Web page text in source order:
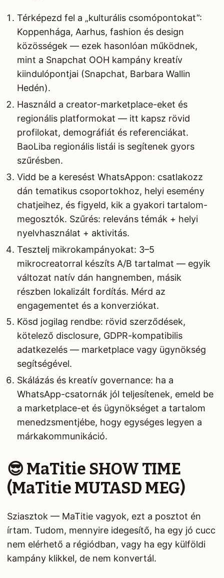
Térképezd fel a „kulturális csomópontokat”:
Koppenhága, Aarhus, fashion és design
közösségek — ezek hasonlóan működnek,
mint a Snapchat OOH kampány kreatív
kiindulópontjai (Snapchat, Barbara Wallin
Hedén).
Használd a creator-marketplace-eket és
regionális platformokat — itt kapsz rövid
profilokat, demográfiát és referenciákat.
BaoLiba regionális listái is segítenek gyors
szűrésben.
Vidd be a keresést WhatsAppon: csatlakozz
dán tematikus csoportokhoz, helyi esemény
chatjeihez, és figyeld, kik a gyakori tartalom-
megosztók. Szűrés: releváns témák + helyi
nyelvhasználat + aktivitás.
Tesztelj mikrokampányokat: 3–5
mikrocreatorral készíts A/B tartalmat — egyik
változat natív dán hangnemben, másik
részben lokalizált fordítás. Mérd az
engagementet és a konverziókat.
Kösd jogilag rendbe: rövid szerződések,
kötelező disclosure, GDPR-kompatibilis
adatkezelés — marketplace vagy ügynökség
segítségével.
Skálázás és kreatív governance: ha a
WhatsApp-csatornák jól teljesítenek, emeld be
a marketplace-et és ügynökséget a tartalom
menedzsmentjébe, hogy egységes legyen a
márkakommunikáció.
😎 MaTitie SHOW TIME
(MaTitie MUTASD MEG)
Sziasztok — MaTitie vagyok, ezt a posztot én
írtam. Tudom, mennyire idegesítő, ha egy jó cucc
nem elérhető a régiódban, vagy ha egy külföldi
kampány klikkel, de nem konvertál.